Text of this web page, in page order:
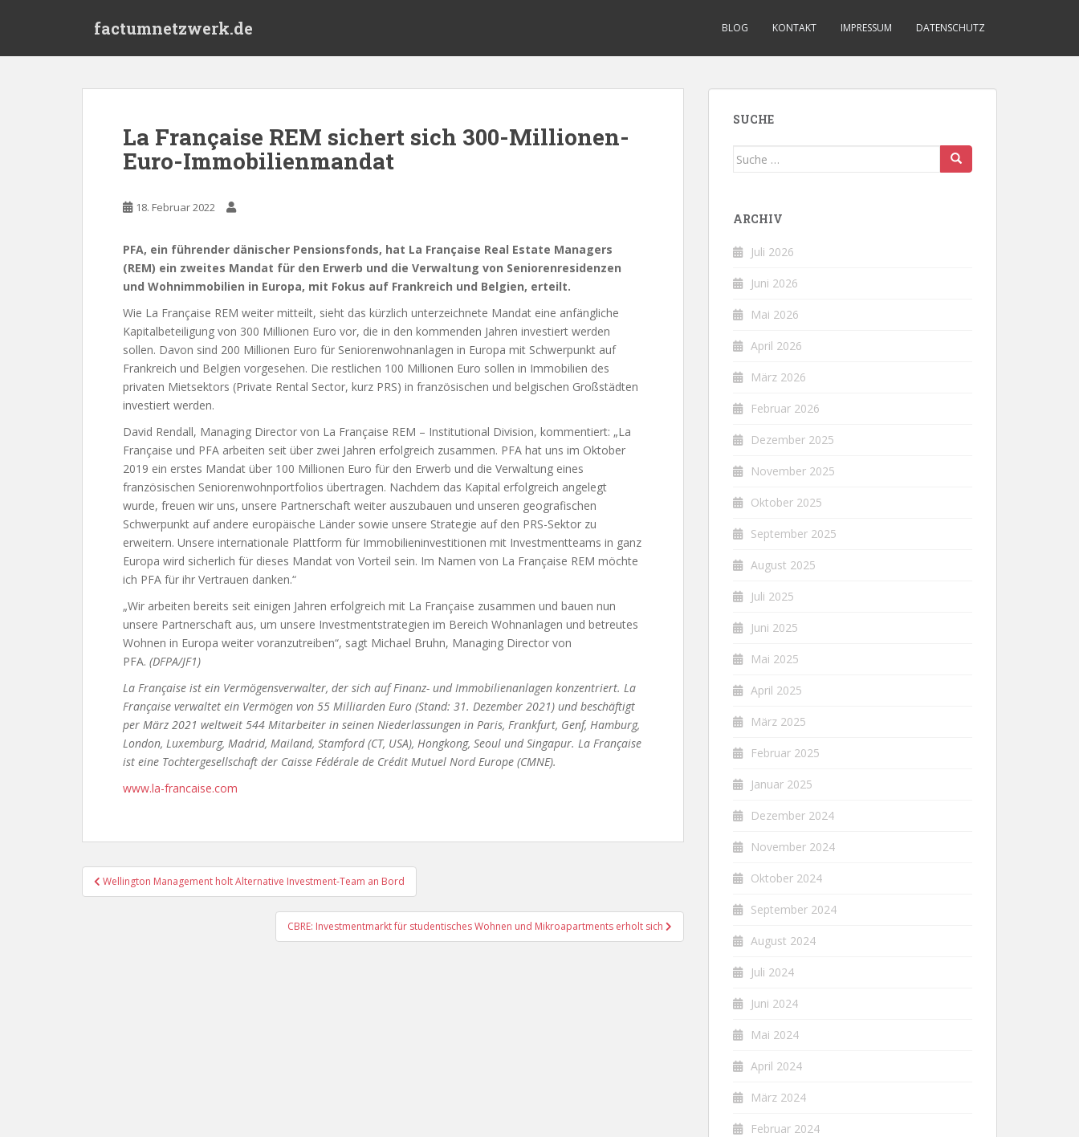
factumnetzwerk.de BLOG KONTAKT IMPRESSUM DATENSCHUTZ
La Française REM sichert sich 300-Millionen-
Euro-Immobilienmandat
18. Februar 2022
PFA, ein führender dänischer Pensionsfonds, hat La Française Real Estate Managers
(REM) ein zweites Mandat für den Erwerb und die Verwaltung von Seniorenresidenzen
und Wohnimmobilien in Europa, mit Fokus auf Frankreich und Belgien, erteilt.
Wie La Française REM weiter mitteilt, sieht das kürzlich unterzeichnete Mandat eine anfängliche
Kapitalbeteiligung von 300 Millionen Euro vor, die in den kommenden Jahren investiert werden
sollen. Davon sind 200 Millionen Euro für Seniorenwohnanlagen in Europa mit Schwerpunkt auf
Frankreich und Belgien vorgesehen. Die restlichen 100 Millionen Euro sollen in Immobilien des
privaten Mietsektors (Private Rental Sector, kurz PRS) in französischen und belgischen Großstädten
investiert werden.
David Rendall, Managing Director von La Française REM – Institutional Division, kommentiert: „La
Française und PFA arbeiten seit über zwei Jahren erfolgreich zusammen. PFA hat uns im Oktober
2019 ein erstes Mandat über 100 Millionen Euro für den Erwerb und die Verwaltung eines
französischen Seniorenwohnportfolios übertragen. Nachdem das Kapital erfolgreich angelegt
wurde, freuen wir uns, unsere Partnerschaft weiter auszubauen und unseren geografischen
Schwerpunkt auf andere europäische Länder sowie unsere Strategie auf den PRS-Sektor zu
erweitern. Unsere internationale Plattform für Immobilieninvestitionen mit Investmentteams in ganz
Europa wird sicherlich für dieses Mandat von Vorteil sein. Im Namen von La Française REM möchte
ich PFA für ihr Vertrauen danken.“
„Wir arbeiten bereits seit einigen Jahren erfolgreich mit La Française zusammen und bauen nun
unsere Partnerschaft aus, um unsere Investmentstrategien im Bereich Wohnanlagen und betreutes
Wohnen in Europa weiter voranzutreiben“, sagt Michael Bruhn, Managing Director von
PFA. (DFPA/JF1)
La Française ist ein Vermögensverwalter, der sich auf Finanz- und Immobilienanlagen konzentriert. La
Française verwaltet ein Vermögen von 55 Milliarden Euro (Stand: 31. Dezember 2021) und beschäftigt
per März 2021 weltweit 544 Mitarbeiter in seinen Niederlassungen in Paris, Frankfurt, Genf, Hamburg,
London, Luxemburg, Madrid, Mailand, Stamford (CT, USA), Hongkong, Seoul und Singapur. La Française
ist eine Tochtergesellschaft der Caisse Fédérale de Crédit Mutuel Nord Europe (CMNE).
www.la-francaise.com
Beitragsnavigation
Wellington Management holt Alternative Investment-Team an Bord
CBRE: Investmentmarkt für studentisches Wohnen und Mikroapartments erholt sich
SUCHE
Suche
ARCHIV
Juli 2026
Juni 2026
Mai 2026
April 2026
März 2026
Februar 2026
Dezember 2025
November 2025
Oktober 2025
September 2025
August 2025
Juli 2025
Juni 2025
Mai 2025
April 2025
März 2025
Februar 2025
Januar 2025
Dezember 2024
November 2024
Oktober 2024
September 2024
August 2024
Juli 2024
Juni 2024
Mai 2024
April 2024
März 2024
Februar 2024